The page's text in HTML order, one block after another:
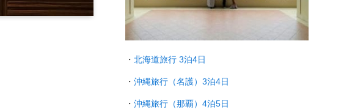
・ 北海道旅行 3泊4日
・ 沖縄旅行（名護）3泊4日
・ 沖縄旅行（那覇）4泊5日